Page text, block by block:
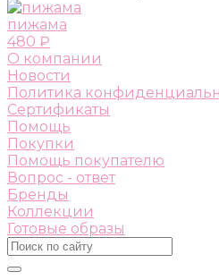
пижама
480 ₽
О компании
Новости
Политика
Сертификаты
Помощь
Покупки
Помощь покупателю
Вопрос - ответ
Бренды
Коллекции
Готовые образы